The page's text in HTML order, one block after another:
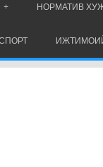
НОРМАТИВ